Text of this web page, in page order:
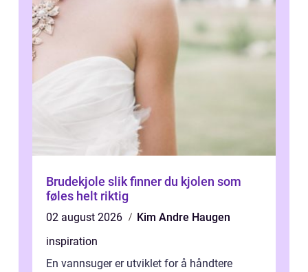
Brudekjole slik finner du kjolen som
føles helt riktig
02 august 2026
Kim Andre Haugen
inspiration
En vannsuger er utviklet for å håndtere